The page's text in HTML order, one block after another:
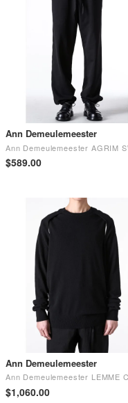
Ann Demeulemeester
$‌589.00
Ann Demeulemeester
$‌1,060.00